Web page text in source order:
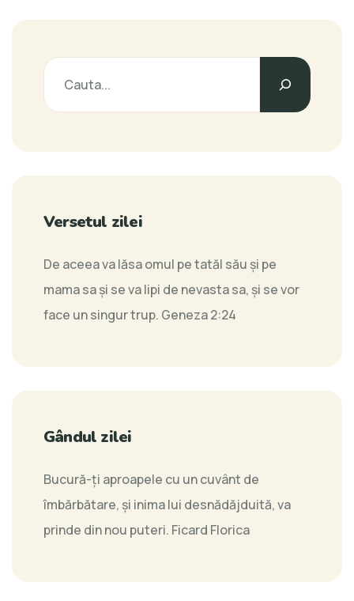
Versetul zilei
De aceea va lăsa omul pe tatăl său şi pe
mama sa şi se va lipi de nevasta sa, şi se vor
face un singur trup. Geneza 2:24
Gândul zilei
Bucură-ţi aproapele cu un cuvânt de
îmbărbătare, şi inima lui desnădăjduită, va
prinde din nou puteri. Ficard Florica